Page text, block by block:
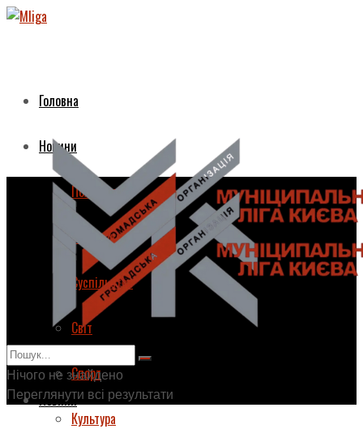
Головна
Новини
Політика
Економіка
Суспільство
Світ
Спорт
Культура
Головна
Новини
Нічого не знайдено
Переглянути всі результати